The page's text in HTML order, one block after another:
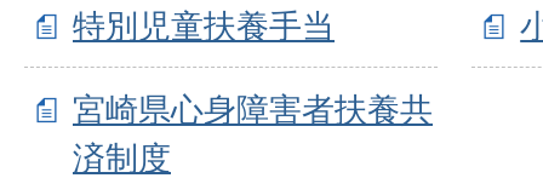
特別児童扶養手当
宮崎県心身障害者扶養共
済制度